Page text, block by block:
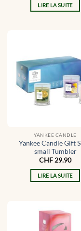
LIRE LA SUITE
YANKEE CANDLE
Yankee Candle Gift
small Tumbler
CHF29.90
LIRE LA SUITE